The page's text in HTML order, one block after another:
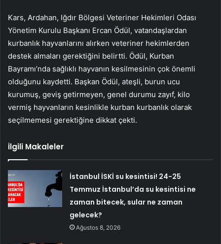
Kars, Ardahan, Iğdır Bölgesi Veteriner Hekimleri Odası
Yönetim Kurulu Başkanı Ercan Ödül, vatandaşlardan
kurbanlık hayvanlarını alırken veteriner hekimlerden
destek almaları gerektiğini belirtti. Ödül, Kurban
Bayramı’nda sağlıklı hayvanın kesilmesinin çok önemli
olduğunu kaydetti. Başkan Ödül, ateşli, burun ucu
kurumuş, geviş getirmeyen, genel durumu zayıf, kilo
vermiş hayvanların kesinlikle kurban kurbanlık olarak
seçilmemesi gerektiğine dikkat çekti.
İlgili Makaleler
İstanbul İSKİ su kesintisi! 24-25
Temmuz İstanbul’da su kesintisi ne
zaman bitecek, sular ne zaman
gelecek?
Ağustos 8, 2026